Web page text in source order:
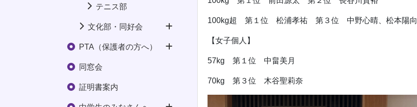
テニス部
文化部・同好会
PTA（保護者の方へ）
同窓会
証明書案内
100kg超 第１位 松浦孝祐 第３位 中野心晴、松本陽向
【女子個人】
57kg 第１位 中畠美月
70kg 第３位 木谷聖莉奈